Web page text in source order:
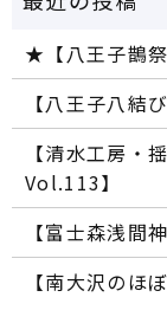
★【八王子鵲祭
【八王子八結
【清水工房・
Vol.113】
【富士森浅間
【南大沢のほ